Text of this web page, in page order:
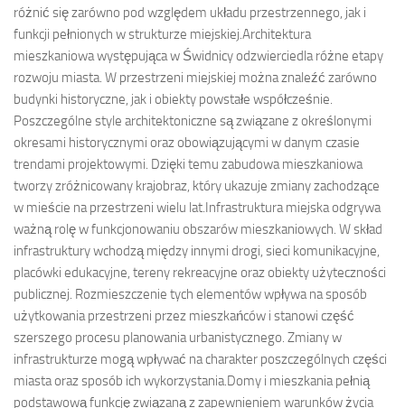
różnić się zarówno pod względem układu przestrzennego, jak i
funkcji pełnionych w strukturze miejskiej.Architektura
mieszkaniowa występująca w Świdnicy odzwierciedla różne etapy
rozwoju miasta. W przestrzeni miejskiej można znaleźć zarówno
budynki historyczne, jak i obiekty powstałe współcześnie.
Poszczególne style architektoniczne są związane z określonymi
okresami historycznymi oraz obowiązującymi w danym czasie
trendami projektowymi. Dzięki temu zabudowa mieszkaniowa
tworzy zróżnicowany krajobraz, który ukazuje zmiany zachodzące
w mieście na przestrzeni wielu lat.Infrastruktura miejska odgrywa
ważną rolę w funkcjonowaniu obszarów mieszkaniowych. W skład
infrastruktury wchodzą między innymi drogi, sieci komunikacyjne,
placówki edukacyjne, tereny rekreacyjne oraz obiekty użyteczności
publicznej. Rozmieszczenie tych elementów wpływa na sposób
użytkowania przestrzeni przez mieszkańców i stanowi część
szerszego procesu planowania urbanistycznego. Zmiany w
infrastrukturze mogą wpływać na charakter poszczególnych części
miasta oraz sposób ich wykorzystania.Domy i mieszkania pełnią
podstawową funkcję związaną z zapewnieniem warunków życia